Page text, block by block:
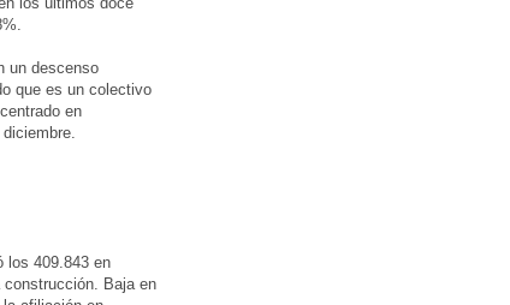
un descenso
que es un colectivo
en
los 409.843 en
construcción. Baja en